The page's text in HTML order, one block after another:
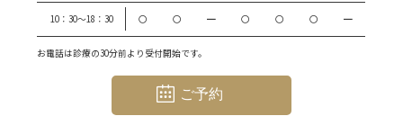
10：30～18：30 〇 〇 ━ 〇 〇 〇 ━
お電話は診療の30分前より受付開始です。
ご予約